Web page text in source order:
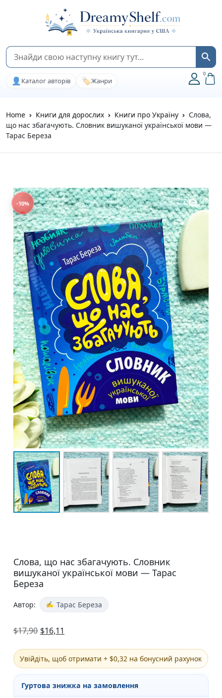
👤 Каталог авторів 🏷️Жанри
0
Home Книги для дорослих Книги про Україну
Слова,
що нас збагачують. Словник вишуканої української мови —
Тарас Береза
-10%
Слова, що нас збагачують. Словник
вишуканої української мови — Тарас
Береза
Автор: Тарас Береза
$17,90 $16,11
Увійдіть, щоб отримати + $0,32 на бонусний рахунок
Гуртова знижка на замовлення